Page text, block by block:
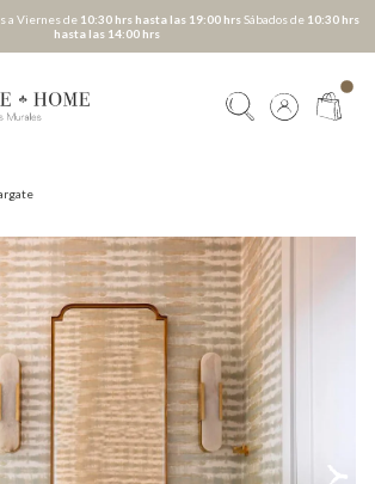
a Viernes de 10:30 hrs hasta las 19:00 hrsSábados de 10:30 hrs
hasta las 14:00 hrs